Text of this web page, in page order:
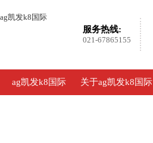
ag凯发k8国际
服务热线:
021-67865155
ag凯发k8国际 关于ag凯发k8国际